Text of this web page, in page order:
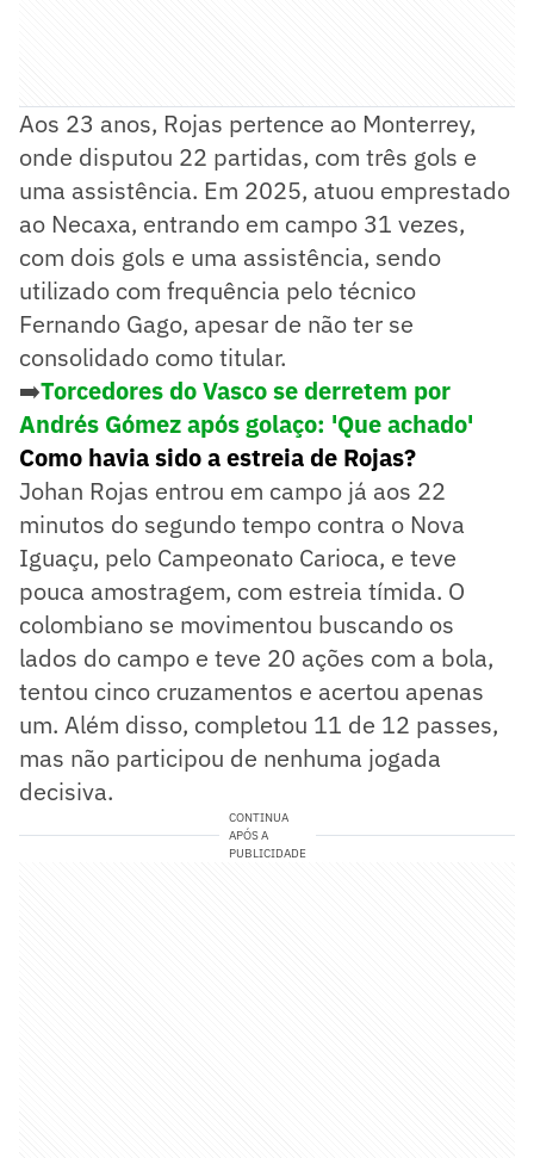
Aos 23 anos, Rojas pertence ao Monterrey,
onde disputou 22 partidas, com três gols e
uma assistência. Em 2025, atuou emprestado
ao Necaxa, entrando em campo 31 vezes,
com dois gols e uma assistência, sendo
utilizado com frequência pelo técnico
Fernando Gago, apesar de não ter se
consolidado como titular.
➡️Torcedores do Vasco se derretem por
Andrés Gómez após golaço: 'Que achado'
Como havia sido a estreia de Rojas?
Johan Rojas entrou em campo já aos 22
minutos do segundo tempo contra o Nova
Iguaçu, pelo Campeonato Carioca, e teve
pouca amostragem, com estreia tímida. O
colombiano se movimentou buscando os
lados do campo e teve 20 ações com a bola,
tentou cinco cruzamentos e acertou apenas
um. Além disso, completou 11 de 12 passes,
mas não participou de nenhuma jogada
decisiva.
CONTINUA
APÓS A
PUBLICIDADE